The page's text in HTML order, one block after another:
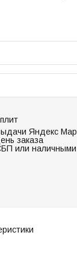
Яндекс
заказа
или наличными